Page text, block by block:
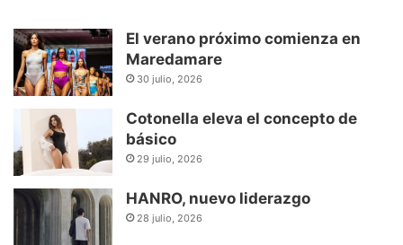
El verano próximo comienza en
Maredamare
30 julio, 2026
Cotonella eleva el concepto de
básico
29 julio, 2026
HANRO, nuevo liderazgo
28 julio, 2026